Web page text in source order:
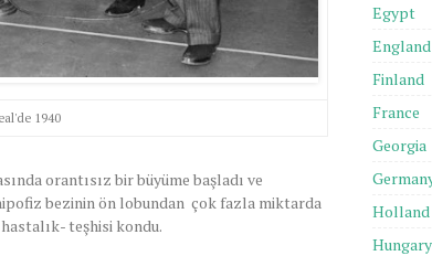
1940
orantısız bir büyüme başladı ve
bezinin ön lobundan çok fazla miktarda
teşhisi kondu.
Egypt
England
Finland
France
Georgia
Holland
Hungary